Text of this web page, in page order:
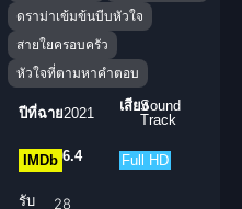
ดราม่าเข้มข้นบีบหัวใจ
สายใยครอบครัว
หัวใจที่ตามหาคำตอบ
ปีที่ฉาย2021 เสียงSound
Track
IMDb 6.4 Full HD
รับ
28